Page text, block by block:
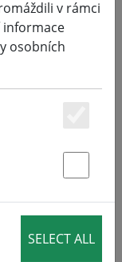
LED
na
v rámci
informace
osobních
SELECT ALL